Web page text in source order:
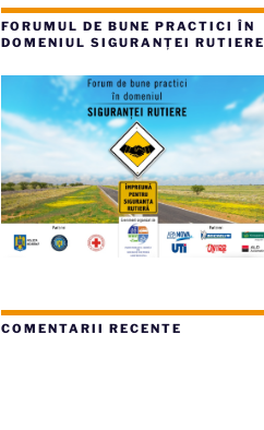
FORUMUL DE BUNE PRACTICI ÎN
DOMENIUL SIGURANȚEI RUTIERE
COMENTARII RECENTE